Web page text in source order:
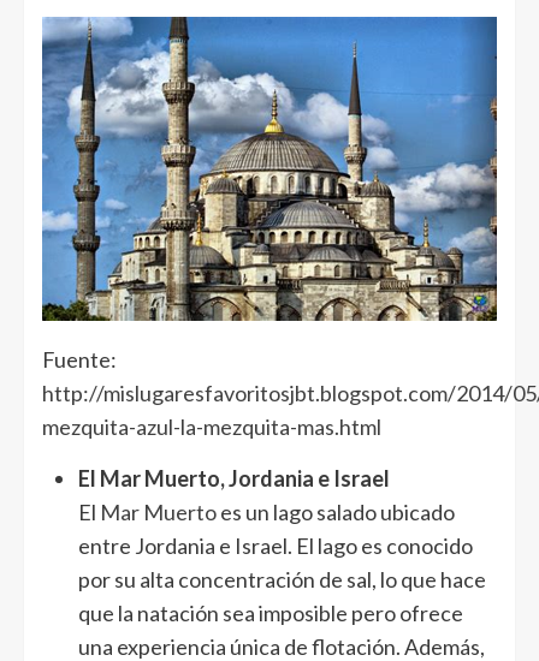
Fuente:
http://mislugaresfavoritosjbt.blogspot.com/2014/
mezquita-azul-la-mezquita-mas.html
El Mar Muerto, Jordania e Israel
El Mar Muertoes un lago salado ubicado
entre Jordania e Israel. El lago es conocido
por su alta concentración de sal, lo que hace
que la natación sea imposible pero ofrece
una experiencia única de flotación. Además,